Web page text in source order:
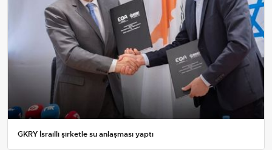
GKRY İsrailli şirketle su anlaşması yaptı